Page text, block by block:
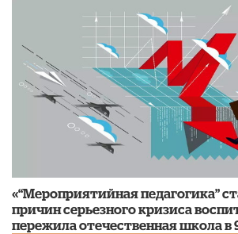
«“Мероприятийная педагогика”
причин серьезного кризиса
пережила отечественная школа в